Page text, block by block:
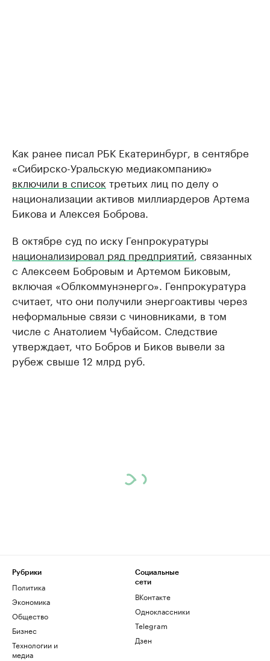
Как ранее писал РБК Екатеринбург, в сентябре
«Сибирско-Уральскую медиакомпанию»
включили в список третьих лиц по делу о
национализации активов миллиардеров Артема
Бикова и Алексея Боброва.
В октябре суд по иску Генпрокуратуры
национализировал ряд предприятий , связанных
с Алексеем Бобровым и Артемом Биковым,
включая «Облкоммунэнерго». Генпрокуратура
считает, что они получили энергоактивы через
неформальные связи с чиновниками, в том
числе с Анатолием Чубайсом. Следствие
утверждает, что Бобров и Биков вывели за
рубеж свыше 12 млрд руб.
Рубрики
Политика
Экономика
Общество
Бизнес
Технологии и
медиа
Социальные
сети
ВКонтакте
Одноклассники
Telegram
Дзен